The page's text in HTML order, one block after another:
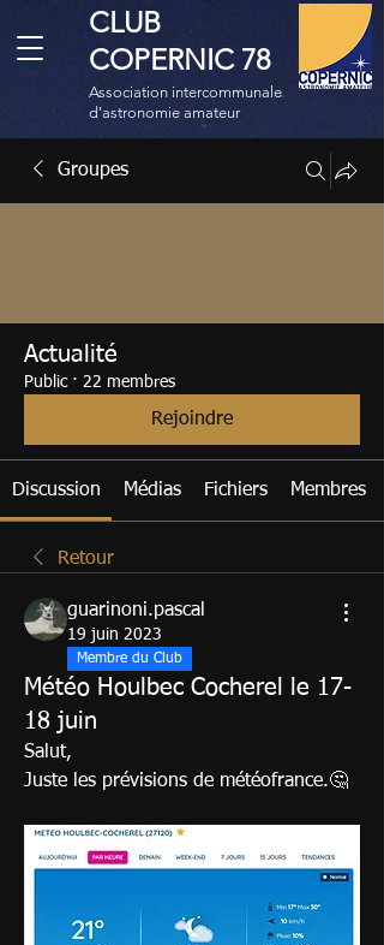
CLUB
COPERNIC 78
Association intercommunale
d'astronomie amateur
Groupes
Actualité
Public · 22 membres
Rejoindre
Discussion Médias Fichiers Membres
Retour
guarinoni.pascal
19 juin 2023
Membre du Club
Météo Houlbec Cocherel le 17-
18 juin
Salut,
Juste les prévisions de météofrance.🤔